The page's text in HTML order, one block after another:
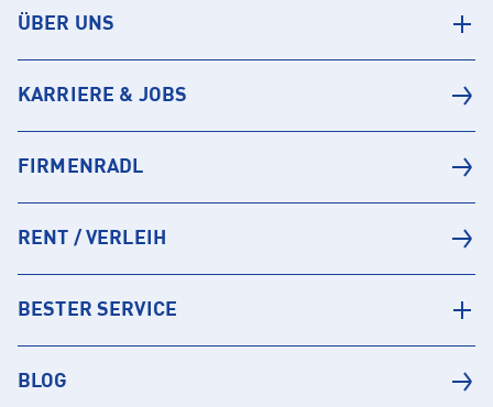
ÜBER UNS
KARRIERE & JOBS
FIRMENRADL
RENT / VERLEIH
BESTER SERVICE
BLOG